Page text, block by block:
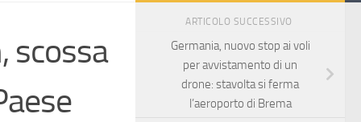
scossa
ARTICOLO SUCCESSIVO
Germania, nuovo stop ai voli
per avvistamento di un
drone: stavolta si ferma
l’aeroporto di Brema